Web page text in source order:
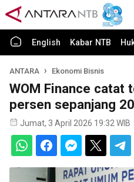
English Kabar NTB
ANTARA Ekonomi Bisnis
WOM Finance catat
persen sepanjang
Jumat, 3 April 2026 19:32 WIB